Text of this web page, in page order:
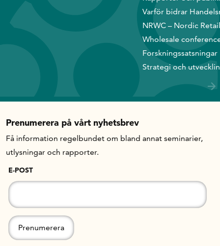
In English
Varför bidrar
NRWC – Nordic
Wholesale
Forskningssatsningar
Strategi och
Prenumerera på vårt nyhetsbrev
Få information regelbundet om bland annat seminarier,
utlysningar och rapporter.
E-POST